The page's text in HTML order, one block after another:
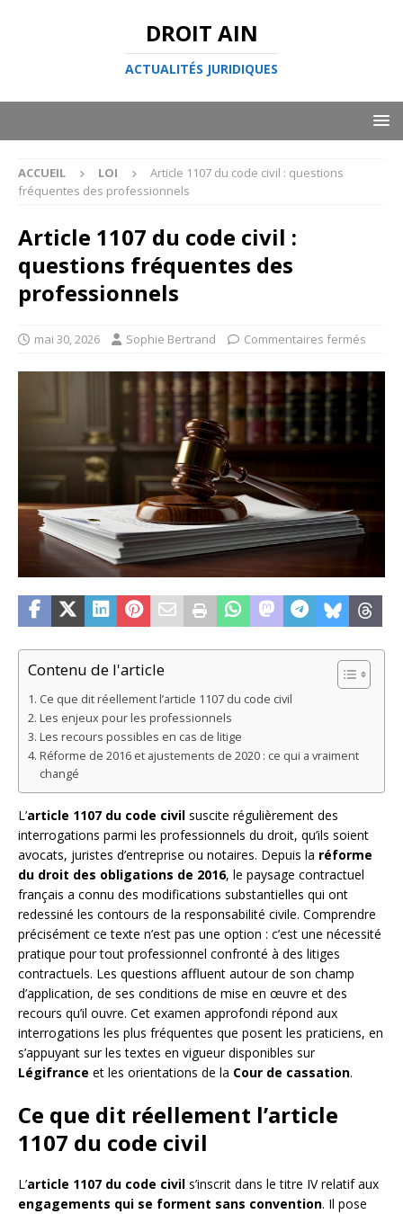
DROIT AIN
ACTUALITÉS JURIDIQUES
ACCUEIL LOI
Article 1107 du code civil : questions
fréquentes des professionnels
Article 1107 du code civil :
questions fréquentes des
professionnels
mai 30, 2026 Sophie Bertrand Commentaires fermés
Contenu de l'article
Ce que dit réellement l’article 1107 du code civil
Les enjeux pour les professionnels
Les recours possibles en cas de litige
Réforme de 2016 et ajustements de 2020 : ce qui a vraiment
changé
L’article 1107 du code civil suscite régulièrement des
interrogations parmi les professionnels du droit, qu’ils soient
avocats, juristes d’entreprise ou notaires. Depuis la réforme
du droit des obligations de 2016, le paysage contractuel
français a connu des modifications substantielles qui ont
redessiné les contours de la responsabilité civile. Comprendre
précisément ce texte n’est pas une option : c’est une nécessité
pratique pour tout professionnel confronté à des litiges
contractuels. Les questions affluent autour de son champ
d’application, de ses conditions de mise en œuvre et des
recours qu’il ouvre. Cet examen approfondi répond aux
interrogations les plus fréquentes que posent les praticiens, en
s’appuyant sur les textes en vigueur disponibles sur
Légifrance et les orientations de la Cour de cassation.
Ce que dit réellement l’article
1107 du code civil
L’article 1107 du code civil s’inscrit dans le titre IV relatif aux
engagements qui se forment sans convention. Il pose